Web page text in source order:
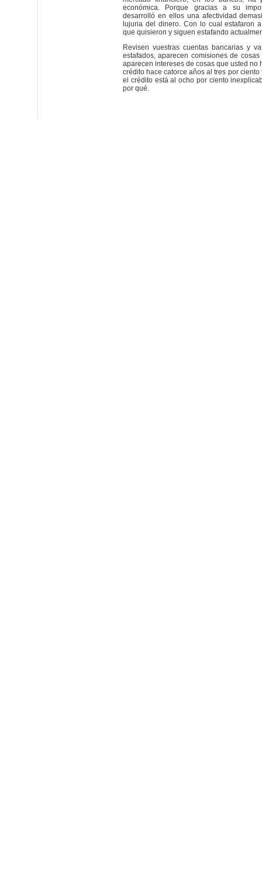
económica. Porque gracias a su
desarrolló en ellos una afectividad
lujuria del dinero. Con lo cual estafaron
que quisieron y siguen estafando
Revisen vuestras cuentas bancarias y
estafados, aparecen comisiones de
aparecen intereses de cosas que usted no
crédito hace catorce años al tres por
el crédito está al ocho por ciento
por qué.